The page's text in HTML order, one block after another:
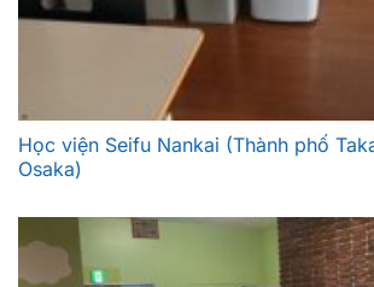
Học viện Seifu Nankai (Thành phố
Osaka)